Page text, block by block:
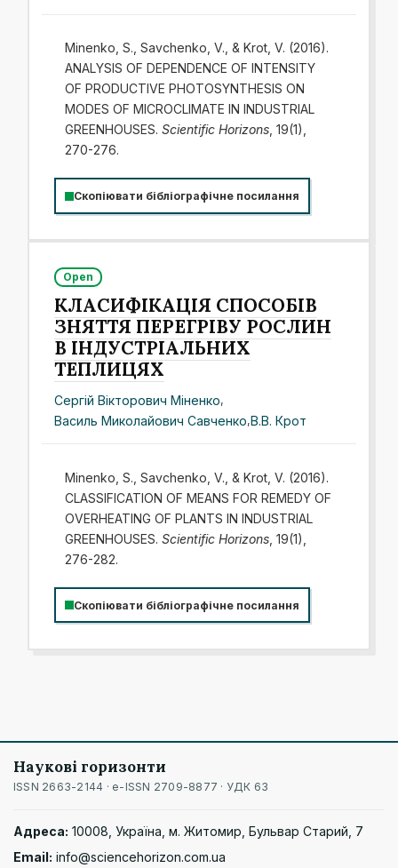
Minenko, S., Savchenko, V., & Krot, V. (2016).
ANALYSIS OF DEPENDENCE OF INTENSITY
OF PRODUCTIVE PHOTOSYNTHESIS ON
MODES OF MICROCLIMATE IN INDUSTRIAL
GREENHOUSES. Scientific Horizons, 19(1),
270-276.
Скопіювати бібліографічне посилання
Open
КЛАСИФІКАЦІЯ СПОСОБІВ
ЗНЯТТЯ ПЕРЕГРІВУ РОСЛИН
В ІНДУСТРІАЛЬНИХ
ТЕПЛИЦЯХ
Сергій Вікторович Міненко,
Василь Миколайович Савченко,В.В. Крот
Minenko, S., Savchenko, V., & Krot, V. (2016).
CLASSIFICATION OF MEANS FOR REMEDY OF
OVERHEATING OF PLANTS IN INDUSTRIAL
GREENHOUSES. Scientific Horizons, 19(1),
276-282.
Скопіювати бібліографічне посилання
Наукові горизонти
ISSN 2663-2144 · e-ISSN 2709-8877 · УДК 63
Адреса: 10008, Україна, м. Житомир, Бульвар Старий, 7
Email: info@sciencehorizon.com.ua